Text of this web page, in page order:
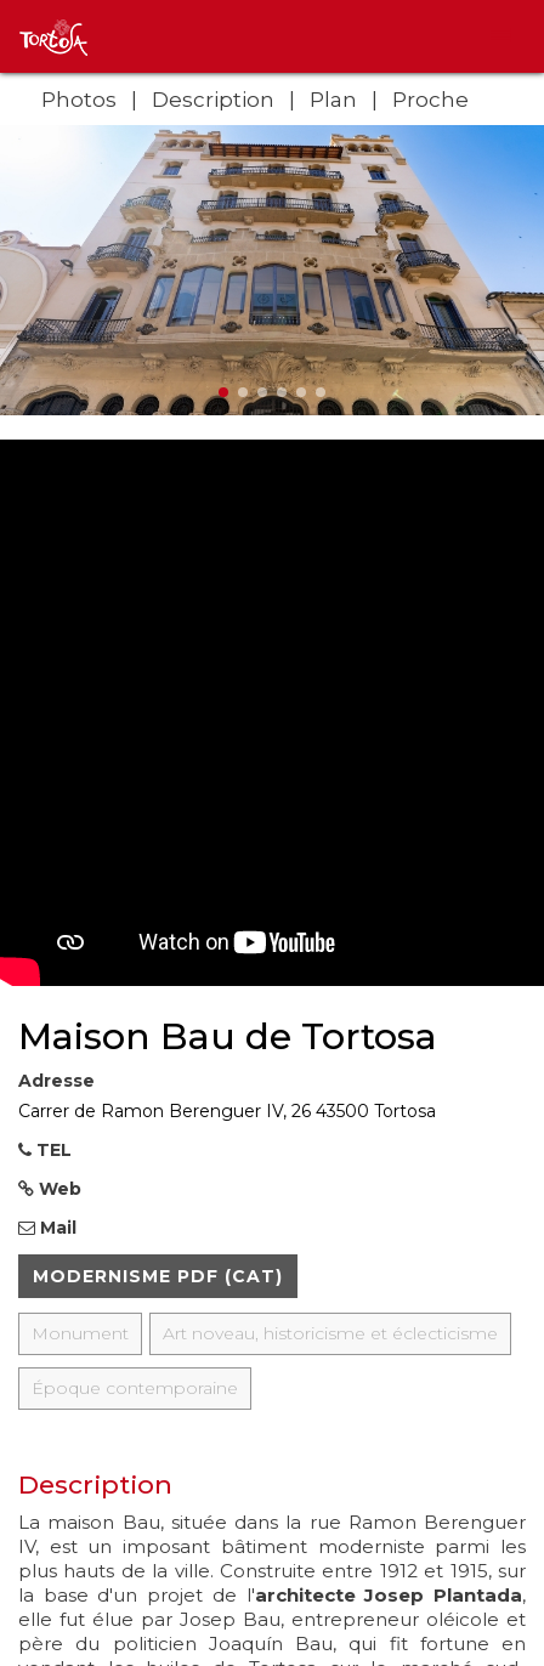
Photos Description Plan Proche
Maison Bau de Tortosa
Adresse
Carrer de Ramon Berenguer IV, 26 43500 Tortosa
TEL
Web
Mail
MODERNISME PDF (CAT)
Monument Art noveau, historicisme et éclecticisme
Époque contemporaine
Description
La maison Bau, située dans la rue Ramon Berenguer
IV, est un imposant bâtiment moderniste parmi les
plus hauts de la ville. Construite entre 1912 et 1915, sur
la base d'un projet de l'architecte Josep Plantada,
elle fut élue par Josep Bau, entrepreneur oléicole et
père du politicien Joaquín Bau, qui fit fortune en